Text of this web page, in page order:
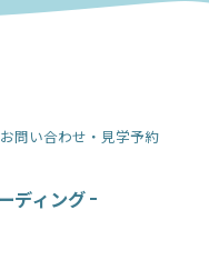
ディング
お問い合わせ・見学予約